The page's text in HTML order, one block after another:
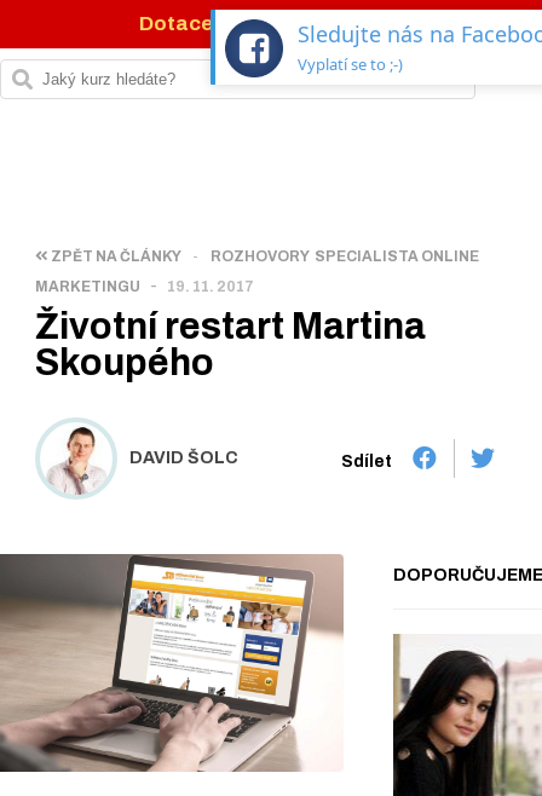
Dotace 77 %na IT kurzy →
ZPĚT NA ČLÁNKY- ROZHOVORY SPECIALISTA ONLINE
MARKETINGU
- 19. 11. 2017
Životní restart Martina
Skoupého
DAVID ŠOLC Sdílet
DOPORUČUJEME
Sledujte nás na
Vyplatí se to ;-)